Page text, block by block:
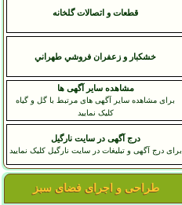
قطعات و اتصالات گلخانه
خشکبار و زعفران فروشي طهراني
مشاهده سایر آگهی ها
برای مشاهده سایر آگهی های مرتبط با گل و گیاه
کلیک نمایید
درج آگهی در سایت نارگیل
برای درج آگهی و تبلیغات در سایت نارگیل کلیک نمایید
طراحی و اجرای فضای سبز